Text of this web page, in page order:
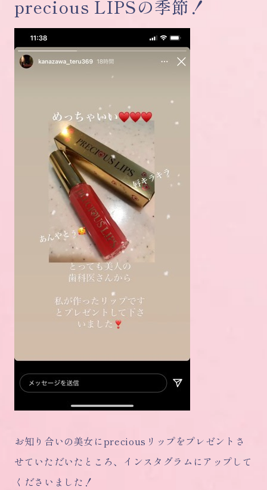
precious LIPSの季節！
お知り合いの美女にpreciousリップをプレゼントさ
せていただいたところ、インスタグラムにアップして
くださいました！